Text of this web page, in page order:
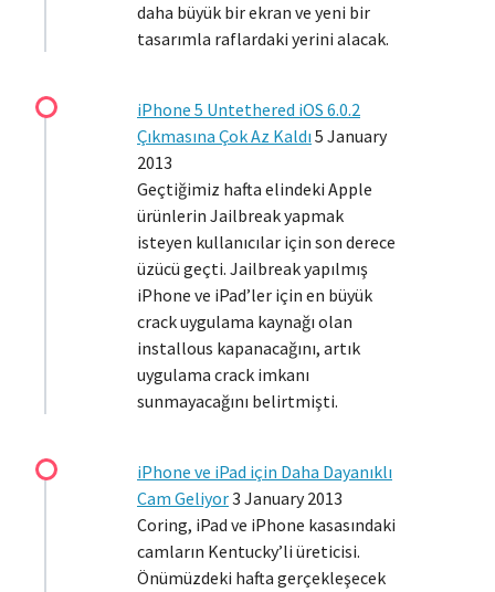
daha büyük bir ekran ve yeni bir
tasarımla raflardaki yerini alacak.
iPhone 5 Untethered iOS 6.0.2
Çıkmasına Çok Az Kaldı 5 January
2013
Geçtiğimiz hafta elindeki Apple
ürünlerin Jailbreak yapmak
isteyen kullanıcılar için son derece
üzücü geçti. Jailbreak yapılmış
iPhone ve iPad’ler için en büyük
crack uygulama kaynağı olan
installous kapanacağını, artık
uygulama crack imkanı
sunmayacağını belirtmişti.
iPhone ve iPad için Daha Dayanıklı
Cam Geliyor3 January 2013
Coring, iPad ve iPhone kasasındaki
camların Kentucky’li üreticisi.
Önümüzdeki hafta gerçekleşecek